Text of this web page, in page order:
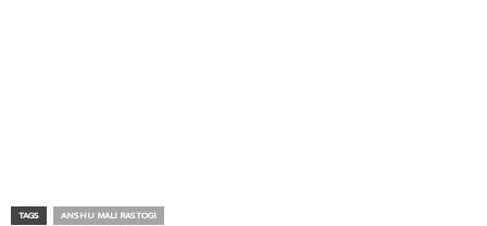
TAGS ANSHU MALI RASTOGI